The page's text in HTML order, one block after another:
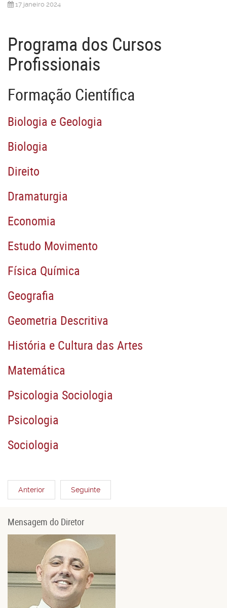
17 janeiro 2024
Programa dos Cursos
Profissionais
Formação Científica
Biologia e Geologia
Biologia
Direito
Dramaturgia
Economia
Estudo Movimento
Física Química
Geografia
Geometria Descritiva
História e Cultura das Artes
Matemática
Psicologia Sociologia
Psicologia
Sociologia
Anterior Seguinte
Mensagem do Diretor